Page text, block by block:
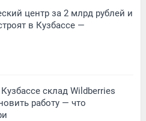
центр за 2 млрд рублей и
в Кузбассе —
склад Wildberries
работу — что